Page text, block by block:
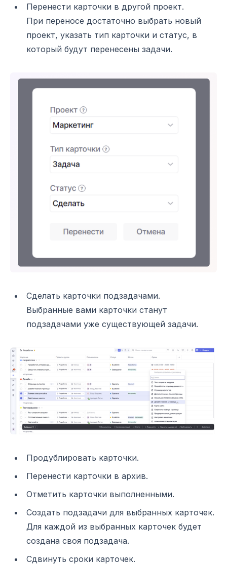
Перенести карточки в другой проект.
При переносе достаточно выбрать новый
проект, указать тип карточки и статус, в
который будут перенесены задачи.
Сделать карточки подзадачами.
Выбранные вами карточки станут
подзадачами уже существующей задачи.
Продублировать карточки.
Перенести карточки в архив.
Отметить карточки выполненными.
Создать подзадачи для выбранных карточек.
Для каждой из выбранных карточек будет
создана своя подзадача.
Сдвинуть сроки карточек.